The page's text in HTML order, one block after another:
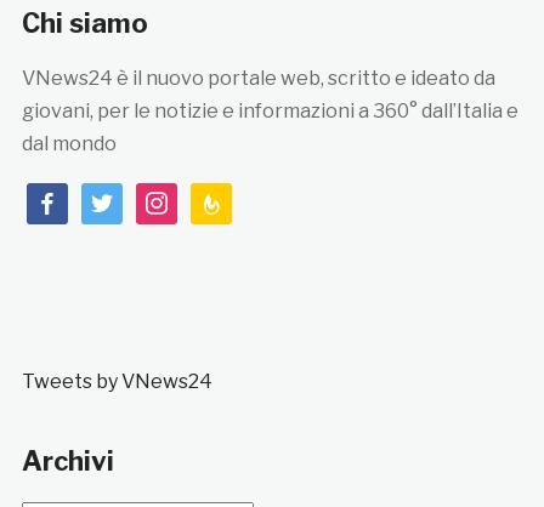
Chi siamo
VNews24 è il nuovo portale web, scritto e ideato da
giovani, per le notizie e informazioni a 360° dall’Italia e
dal mondo
facebooktwitterinstagramfeedburner
Tweets by VNews24
Archivi